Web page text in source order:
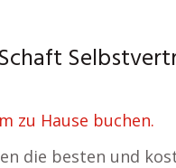
zu Hause buchen.
die besten und